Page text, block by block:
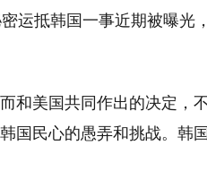
运抵韩国一事近期被曝光
和美国共同作出的决定，
国民心的愚弄和挑战。韩